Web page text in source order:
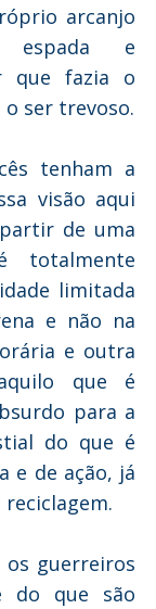
arcanjo
espada e
que fazia o
ser trevoso.
tenham a
visão aqui
de uma
totalmente
limitada
e não na
e outra
que é
para a
do que é
e de ação, já
os guerreiros
do que são